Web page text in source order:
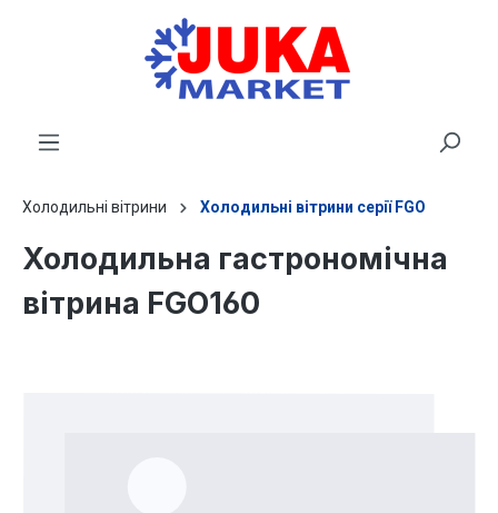
Холодильні вітрини Холодильні вітрини серії FGO
Холодильна гастрономічна
вітрина FGO160